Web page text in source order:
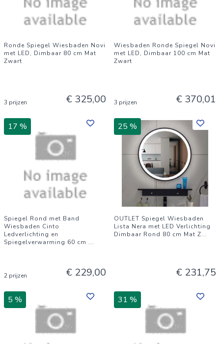
Ronde Spiegel Wiesbaden Novi
met LED, Dimbaar 80 cm Mat
Zwart
3 prijzen € 325,00
Wiesbaden Ronde Spiegel Novi
met LED, Dimbaar 100 cm Mat
Zwart
3 prijzen € 370,01
17 %
Spiegel Rond met Band
Wiesbaden Cinto
Ledverlichting en
Spiegelverwarming 60 cm ...
2 prijzen € 229,00
25 %
OUTLET Spiegel Wiesbaden
Lista Nera met LED Verlichting
Dimbaar Rond 80 cm Mat Z...
€ 231,75
5 % 31 %